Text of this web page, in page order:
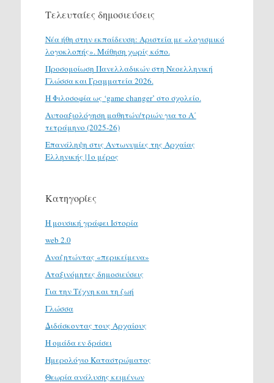
Τελευταίες δημοσιεύσεις
Νέα ήθη στην εκπαίδευση: Αριστεία με «λογισμικό
λογοκλοπής». Μάθηση χωρίς κόπο.
Προσομοίωση Πανελλαδικών στη Νεοελληνική
Γλώσσα και Γραμματεία 2026.
H Φιλοσοφία ως ‘game changer’ στο σχολείο.
Αυτοαξιολόγηση μαθητών/τριών για το Α΄
τετράμηνο (2025-26)
Επανάληψη στις Αντωνυμίες της Αρχαίας
Ελληνικής |1ο μέρος
Κατηγορίες
H μουσική γράφει Ιστορία
web 2.0
Αναζητώντας «περικείμενα»
Αταξινόμητες δημοσιεύσεις
Για την Τέχνη και τη ζωή
Γλώσσα
Διδάσκοντας τους Αρχαίους
Η ομάδα εν δράσει
Ημερολόγιο Καταστρώματος
Θεωρία ανάλυσης κειμένων